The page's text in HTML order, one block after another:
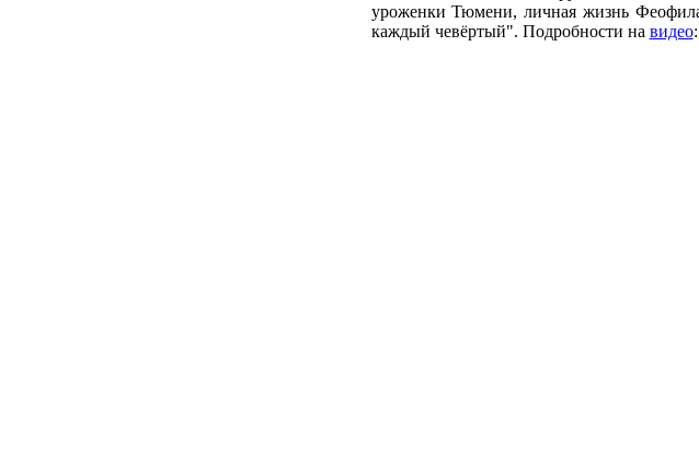
уроженки Тюмени, личная жизнь
каждый чевёртый". Подробности на видео: